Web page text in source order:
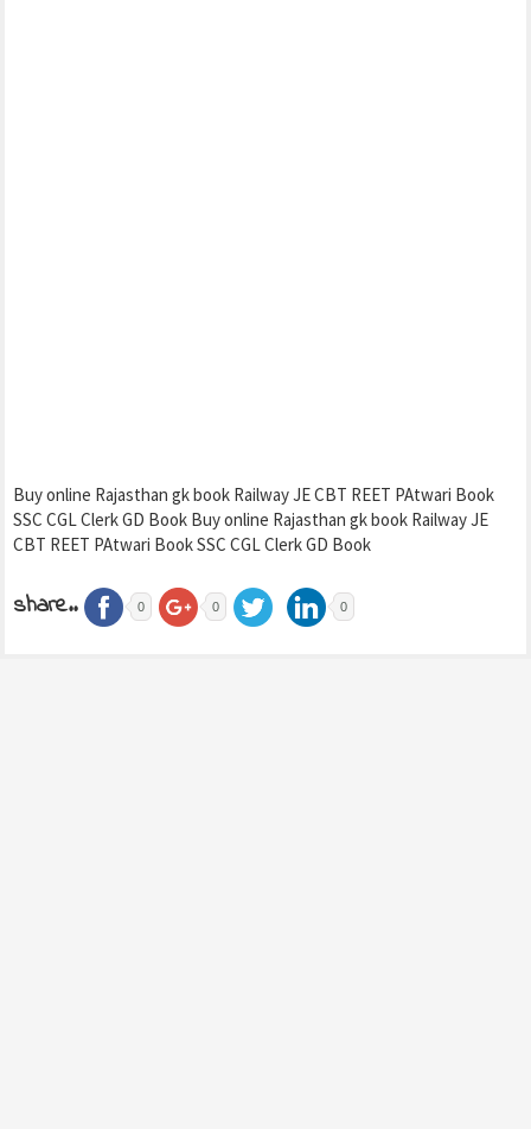
Buy online Rajasthan gk book Railway JE CBT REET PAtwari Book
SSC CGL Clerk GD Book Buy online Rajasthan gk book Railway JE
CBT REET PAtwari Book SSC CGL Clerk GD Book
share.. 0 0 0